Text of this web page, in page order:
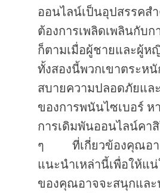
ออนไลน์เป็นอุปสรรคส
ต้องการเพลิดเพลินกับ
ก็ตามเมื่อผู้ชายและผู้ห
ทั้งสองนี้พวกเขาตระห
สบายความปลอดภัยแล
ของการพนันไซเบอร์ ห
การเดิมพันออนไลน์คา
ๆ
ที่เกี่ยวข้องคุณอ
แนะนำเหล่านี้เพื่อให้แ
ของคุณอาจจะสนุกและ